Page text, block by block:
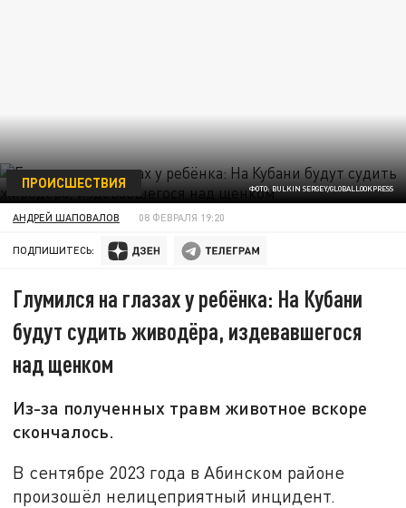
ФОТО: BULKIN SERGEY/GLOBALLOOKPRESS
ПРОИСШЕСТВИЯ
АНДРЕЙ ШАПОВАЛОВ 08 ФЕВРАЛЯ 19:20
ПОДПИШИТЕСЬ:
Глумился на глазах у ребёнка: На Кубани
будут судить живодёра, издевавшегося
над щенком
Из-за полученных травм животное вскоре
скончалось.
В сентябре 2023 года в Абинском районе
произошёл нелицеприятный инцидент.